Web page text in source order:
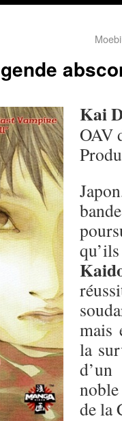
Kai
OAV
mais
la
de la